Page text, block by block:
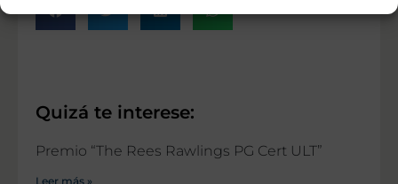
Quizá te interese:
Premio “The Rees Rawlings PG Cert ULT”
Leer más »